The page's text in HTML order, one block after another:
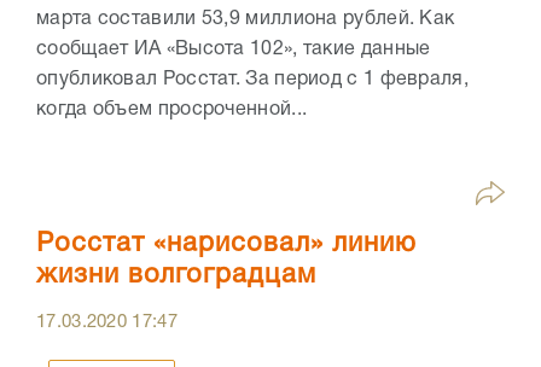
марта составили 53,9 миллиона рублей. Как
сообщает ИА «Высота 102», такие данные
опубликовал Росстат. За период с 1 февраля,
когда объем просроченной...
Росстат «нарисовал» линию
жизни волгоградцам
17.03.2020 17:47